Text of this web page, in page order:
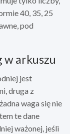
40, 35, 25
pod
w arkuszu
jest
druga z
waga się nie
te dane
ważonej, jeśli